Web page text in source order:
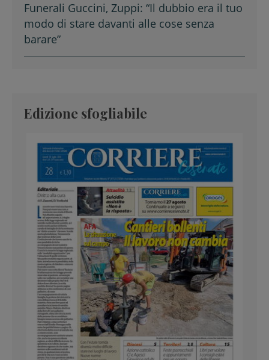
Funerali Guccini, Zuppi: “Il dubbio era il tuo
modo di stare davanti alle cose senza
barare”
Edizione sfogliabile